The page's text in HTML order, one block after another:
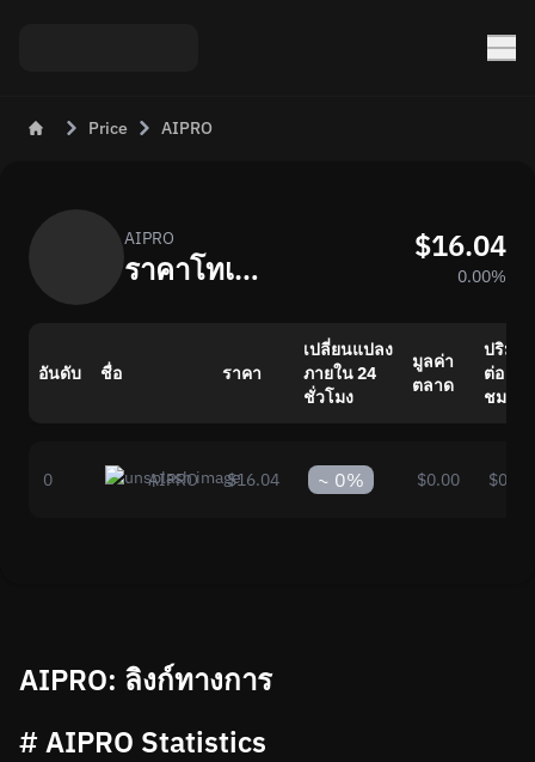
Price AIPRO
AIPRO
ราคาโทเค็น AIPRO (AIPRO) วันนี้
$16.04
0.00%
อันดับ ชื่อ ราคา
เปลี่ยนแปลง
ภายใน 24
ชั่วโมง
มูลค่า
ตลาด
ปริมา
ต่อ 24
ชม.
0 AIPRO $16.04 ~ 0% $0.00 $0.00
AIPRO: ลิงก์ทางการ
# AIPRO Statistics